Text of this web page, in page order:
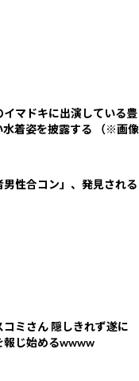
イマドキに出演している豊
水着姿を披露する （※画像
男性合コン」、発見される
コミさん 隠しきれず遂に
報じ始めるwwww